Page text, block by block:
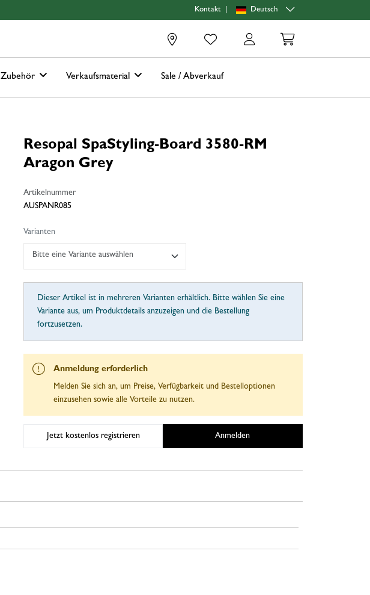
Kontakt Deutsch
Zubehör Verkaufsmaterial Sale / Abverkauf
Resopal SpaStyling-Board 3580-RM
Aragon Grey
Artikelnummer
AUSPANR085
Varianten
Bitte eine Variante auswählen
Dieser Artikel ist in mehreren Varianten erhältlich. Bitte wählen Sie eine
Variante aus, um Produktdetails anzuzeigen und die Bestellung
fortzusetzen.
Anmeldung erforderlich
Melden Sie sich an, um Preise, Verfügbarkeit und Bestelloptionen
einzusehen sowie alle Vorteile zu nutzen.
Jetzt kostenlos registrieren Anmelden